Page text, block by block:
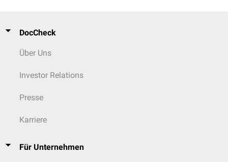
Nervus fibularis communis und Nervus tibialis treten
DocCheck
Über Uns
Investor Relations
Presse
Karriere
Für Unternehmen